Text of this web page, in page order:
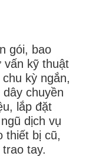
gói, bao
kỹ thuật
kỳ ngắn,
chuyền
lắp đặt
dịch vụ
thiết bị cũ,
tay.